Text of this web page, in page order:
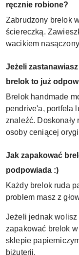
ręcznie robione?
Zabrudzony brelok
ściereczką.
wacikiem
Jeżeli
brelok to już
Brelok handmade
pendrive'a, portfela
znaleźć.
osoby ceniącej
Jak zapakować
podpowiada :)
Każdy brelok ruda
problem masz z
Jeżeli jednak wolisz
zapakować brelok
sklepie
biżuterii.